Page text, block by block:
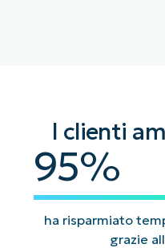
I clienti
95
95%
ha risparmiato
grazie